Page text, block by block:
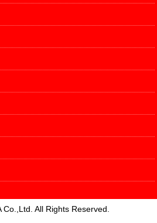
Co.,Ltd. All Rights Reserved.